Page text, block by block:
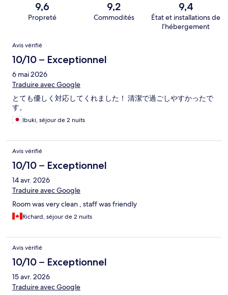
9,6
Propreté
9,2
Commodités
9,4
État et installations de
l’hébergement
Avis
Avis vérifié
10/10 – Exceptionnel
6 mai 2026
Traduire avec Google
とても優しく対応してくれました！ 清潔で過ごしやすかったで
す。
Ibuki, séjour de 2 nuits
Avis vérifié
10/10 – Exceptionnel
14 avr. 2026
Traduire avec Google
Room was very clean , staff was friendly
Richard, séjour de 2 nuits
Avis vérifié
10/10 – Exceptionnel
15 avr. 2026
Traduire avec Google